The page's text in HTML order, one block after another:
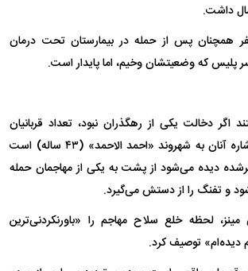
اعلام کرد ۴۰ نفر همچنان پس از حمله در بیمارستان تحت درمان
پلیس که وضعیتشان وخیم، اما پایدار است.
اگر دخالت یکی از رهگذران نبود، تعداد قربانیان
بسیار بیشتر می‌شد؛ اشاره آنان به شهروند «احمد الاحمد» (۴۳ ساله) است
دیده می‌شود از پشت به یکی از مهاجمان حمله
و تفنگ را از دستش می‌گیرد.
مینز، لحظه خلع سلاح مهاجم را «باورنکردنی‌ترین
دیده‌ام» توصیف کرد.